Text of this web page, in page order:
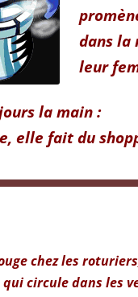
dans la
leur
la main :
elle fait du
chez les
circule dans les